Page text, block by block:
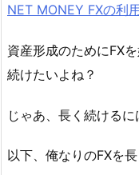
NET MONEY FXの利
資産形成のためにFX
続けたいよね？
じゃあ、長く続ける
以下、俺なりのFXを